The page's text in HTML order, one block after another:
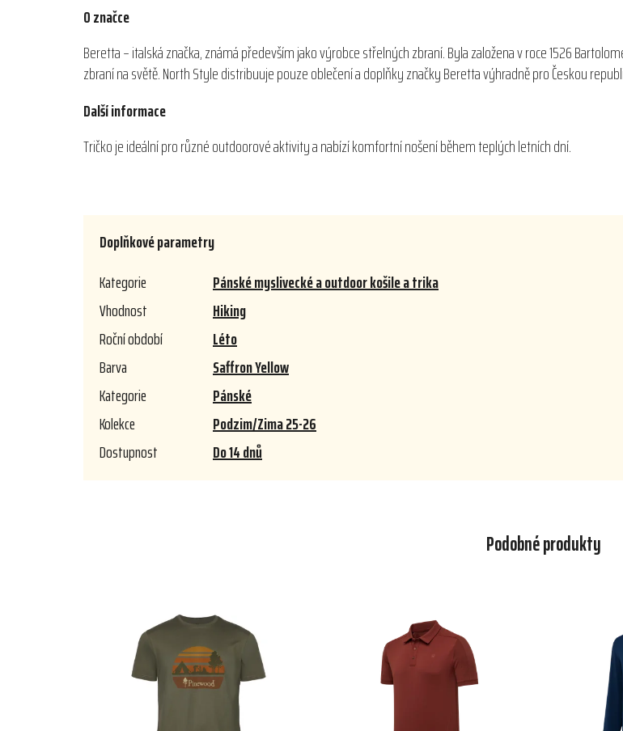
O značce
Beretta – italská značka, známá především jako výrobce střelných zbraní. Byla založena v roce 1526
zbraní na světě. North Style distribuuje pouze oblečení a doplňky značky Beretta výhradně pro Českou
Další informace
Tričko je ideální pro různé outdoorové aktivity a nabízí komfortní nošení během teplých letních dní.
Doplňkové parametry
Kategorie
Pánské myslivecké a outdoor košile a trika
Vhodnost
Hiking
Roční období
Léto
Barva
Saffron Yellow
Kategorie
Pánské
Kolekce
Podzim/Zima 25-26
Dostupnost
Do 14 dnů
Podobné produkty